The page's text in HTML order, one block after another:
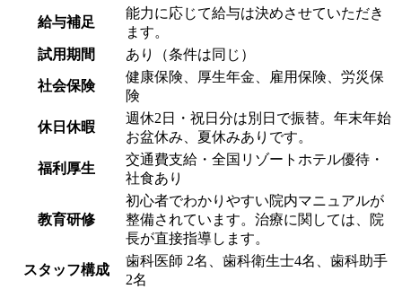
給与補足
能力に応じて給与は決めさせていただき
ます。
試用期間
あり（条件は同じ）
社会保険
健康保険、厚生年金、雇用保険、労災保
険
休日休暇
週休2日・祝日分は別日で振替。年末年始
お盆休み、夏休みありです。
福利厚生
交通費支給・全国リゾートホテル優待・
社食あり
教育研修
初心者でわかりやすい院内マニュアルが
整備されています。治療に関しては、院
長が直接指導します。
スタッフ構成
歯科医師 2名、歯科衛生士4名、歯科助手
2名